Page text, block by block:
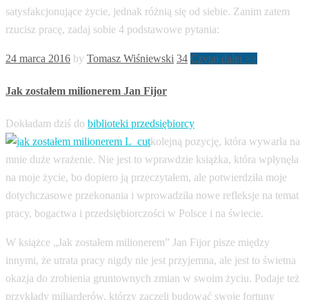
satysfakcjonujące życie, jednak różnią się od siebie. Zanim zatem
rzucisz pracę, zadaj sobie 4 podstawowe pytania:
24 marca 2016 by Tomasz Wiśniewski 34 Czytaj dalej >>
Jak zostałem milionerem Jan Fijor
Dokładam dziś do biblioteki przedsiębiorcy
kolejną pozycję, która wywarła na
mnie duże wrażenie. Nie jest to wprawdzie książka, która wpłynęła
na moje życie, bo dopiero ją przeczytałem, ale potwierdziła moje
dotychczasowe przekonania i wprowadziła nowe refleksje na temat
pracy, bogactwa i przedsiębiorczości w Polsce i na świecie.
W książce „Jak zostałem milionerem” Jan Fijor pisze między
innymi, że utrata pracy nigdy nie jest przyjemna, ale jest to świetna
okazja do zrobienia gruntownych zmian w swoim życiu. Podaje też
przykłady miliarderów, którzy zaczęli budować swoje fortuny